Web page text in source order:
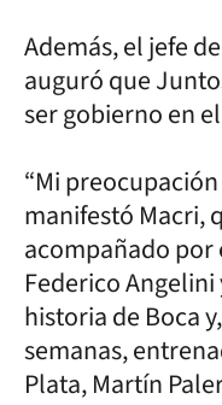
Además, el jefe
auguró que
ser gobierno en el
“Mi
manifestó Macri,
acompañado por
Federico
historia de Boca
semanas,
Plata, Martín